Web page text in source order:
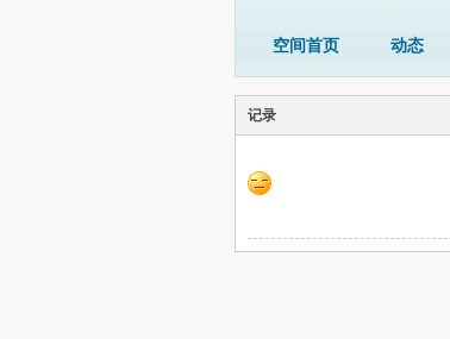
空间首页 动态
记录